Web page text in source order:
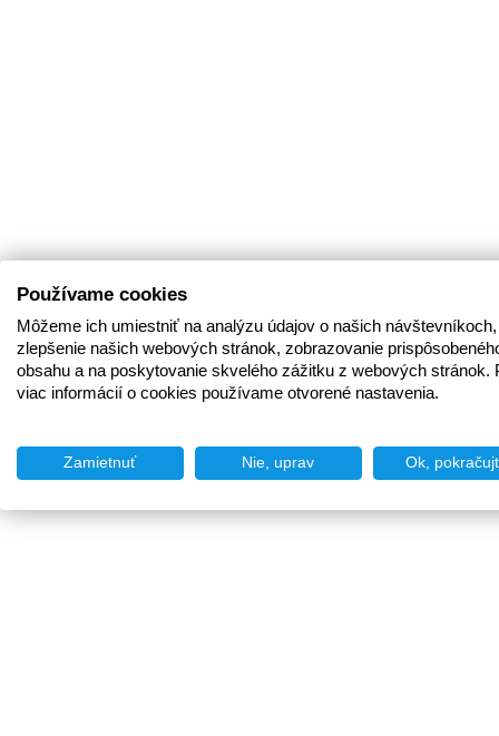
Používame cookies
Môžeme ich umiestniť na analýzu údajov o našich
zlepšenie našich webových stránok, zobrazovanie
obsahu a na poskytovanie skvelého zážitku z webových stránok.
viac informácií o cookies používame otvorené nastavenia.
Zamietnuť Nie, uprav Ok,